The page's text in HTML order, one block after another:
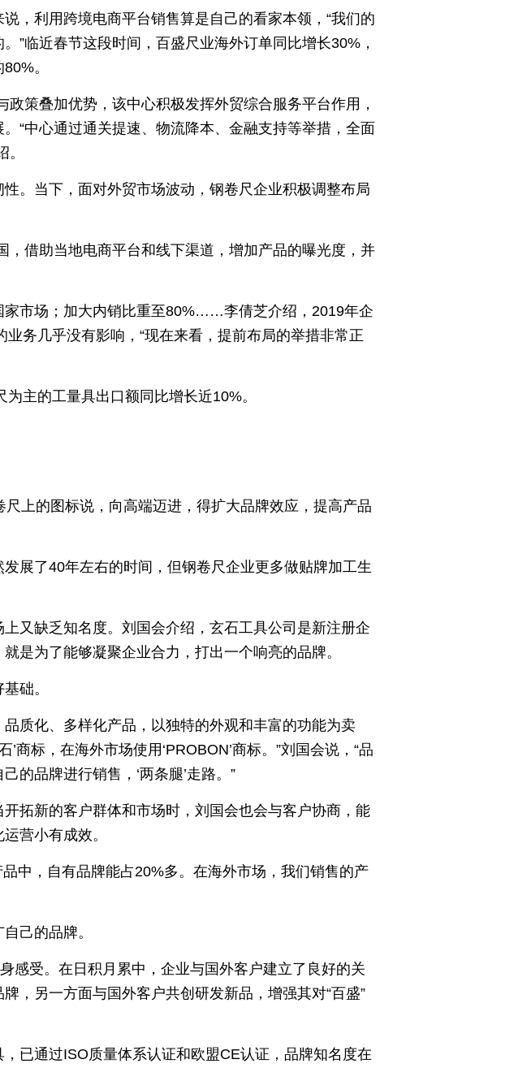
，利用跨境电商平台销售算是自己的看家本领，“我们的
”临近春节这段时间，百盛尺业海外订单同比增长30%，
。
策叠加优势，该中心积极发挥外贸综合服务平台作用，
“中心通过通关提速、物流降本、金融支持等举措，全面
。当下，面对外贸市场波动，钢卷尺企业积极调整布局
借助当地电商平台和线下渠道，增加产品的曝光度，并
市场；加大内销比重至80%……李倩芝介绍，2019年企
务几乎没有影响，“现在来看，提前布局的举措非常正
主的工量具出口额同比增长近10%。
尺上的图标说，向高端迈进，得扩大品牌效应，提高产品
展了40年左右的时间，但钢卷尺企业更多做贴牌加工生
又缺乏知名度。刘国会介绍，玄石工具公司是新注册企
是为了能够凝聚企业合力，打出一个响亮的品牌。
础。
质化、多样化产品，以独特的外观和丰富的功能为卖
商标，在海外市场使用‘PROBON’商标。”刘国会说，“品
的品牌进行销售，‘两条腿’走路。”
拓新的客户群体和市场时，刘国会也会与客户协商，能
营小有成效。
中，自有品牌能占20%多。在海外市场，我们销售的产
己的品牌。
感受。在日积月累中，企业与国外客户建立了良好的关
，另一方面与国外客户共创研发新品，增强其对“百盛”
已通过ISO质量体系认证和欧盟CE认证，品牌知名度在